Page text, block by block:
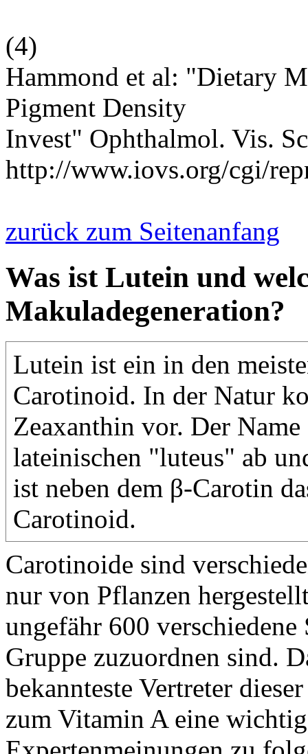
(4)
Hammond et al: "Dietary
Pigment Density
Invest" Ophthalmol. Vis.
http://www.iovs.org/cgi/
zurück zum Seitenanfang
Was ist Lutein und
Makuladegeneration?
Lutein ist ein in den
Carotinoid. In der Natur
Zeaxanthin vor. Der
lateinischen "luteus" ab
ist neben dem β-Carotin
Carotinoid.
Carotinoide sind
nur von Pflanzen
ungefähr 600 verschiedene
Gruppe zuzuordnen sind.
bekannteste Vertreter
zum Vitamin A eine